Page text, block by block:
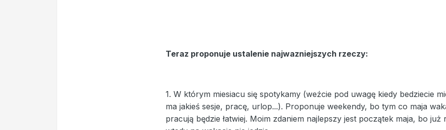
Teraz proponuje ustalenie najwazniejszych rzeczy:
1. W którym miesiacu się spotykamy (weźcie pod uwagę kiedy bedziecie
ma jakieś sesje, pracę, urlop...). Proponuje weekendy, bo tym co maja
pracują będzie łatwiej. Moim zdaniem najlepszy jest początek maja, bo